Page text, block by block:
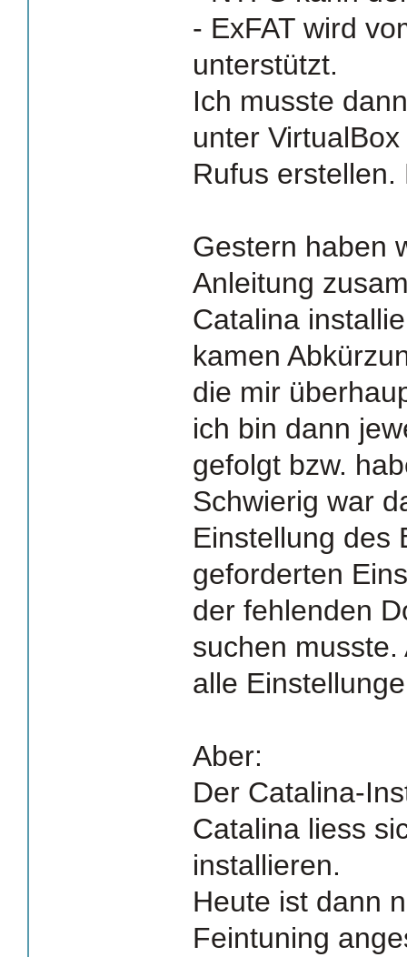
- ExFAT wird
unterstützt.
Ich musste
unter
Rufus
Gestern haben
Anleitung
Catalina
kamen
die mir
ich bin dann
gefolgt bzw.
Schwierig war
Einstellung des
geforderten
der fehlenden
suchen
alle
Aber:
Der Catalina-
Catalina liess
installieren.
Heute ist dann
Feintuning